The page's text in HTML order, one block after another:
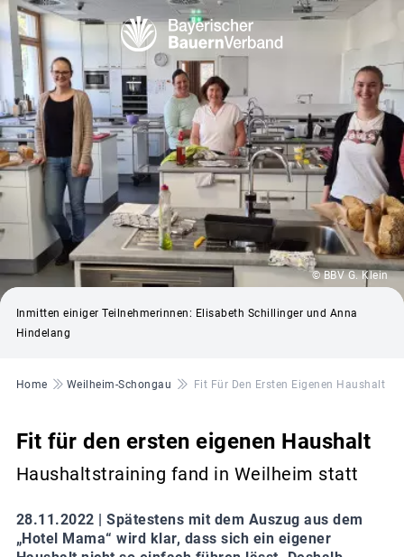
© BBV G. Klein
Inmitten einiger Teilnehmerinnen: Elisabeth Schillinger und Anna
Hindelang
Pfadnavigation
Home Weilheim-Schongau Fit Für Den Ersten Eigenen Haushalt
Fit für den ersten eigenen Haushalt
Haushaltstraining fand in Weilheim statt
28.11.2022 | Spätestens mit dem Auszug aus dem
„Hotel Mama“ wird klar, dass sich ein eigener